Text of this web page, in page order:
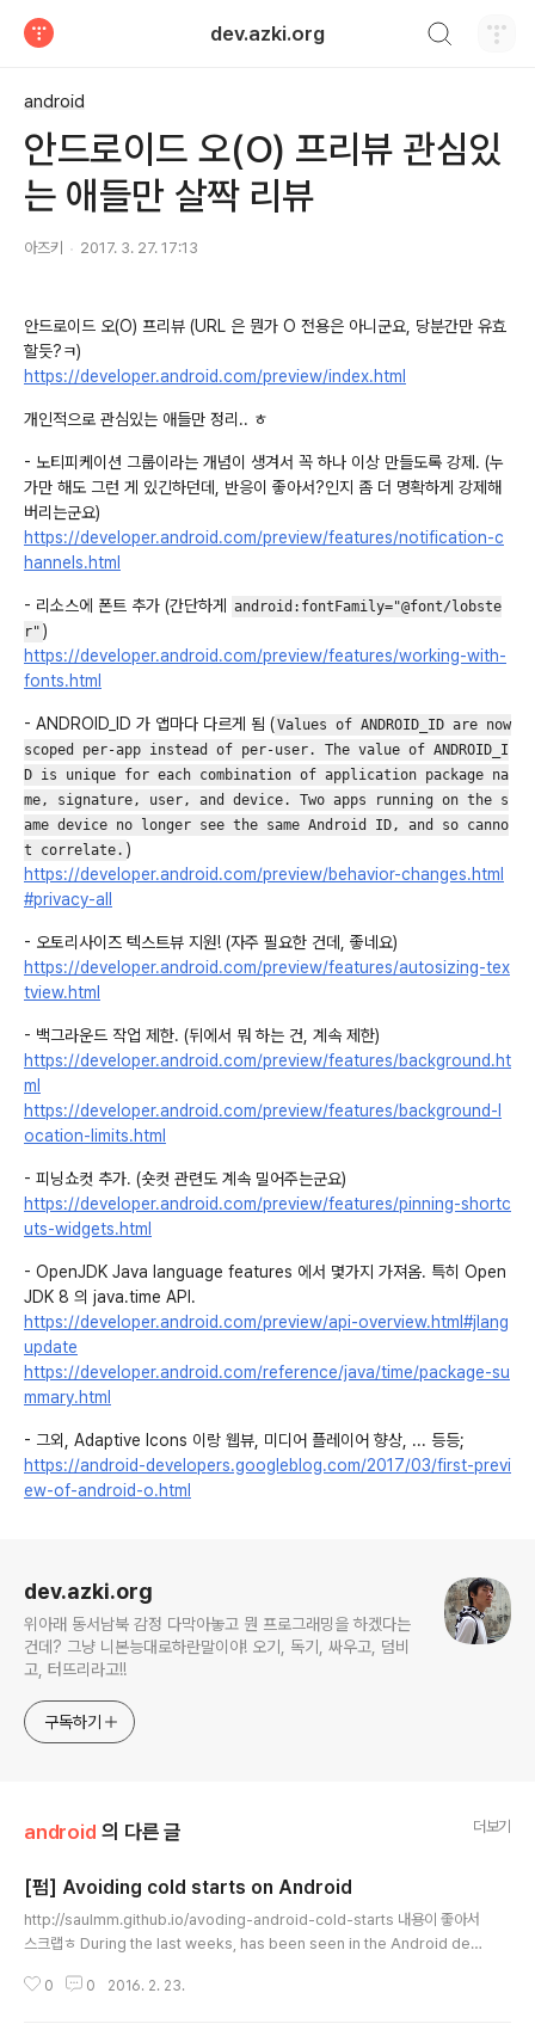
dev.azki.org
android
안드로이드 오(O) 프리뷰 관심있
는 애들만 살짝 리뷰
아즈키 2017. 3. 27. 17:13
안드로이드 오(O) 프리뷰 (URL 은 뭔가 O 전용은 아니군요, 당분간만 유효
할듯?ㅋ)
https://developer.android.com/preview/index.html
개인적으로 관심있는 애들만 정리.. ㅎ
- 노티피케이션 그룹이라는 개념이 생겨서 꼭 하나 이상 만들도록 강제. (누
가만 해도 그런 게 있긴하던데, 반응이 좋아서?인지 좀 더 명확하게 강제해
버리는군요)
https://developer.android.com/preview/features/notification-c
hannels.html
- 리소스에 폰트 추가 (간단하게 android:fontFamily="@font/lobste
r" )
https://developer.android.com/preview/features/working-with-
fonts.html
- ANDROID_ID 가 앱마다 다르게 됨 (Values of ANDROID_ID are now
scoped per-app instead of per-user. The value of ANDROID_I
D is unique for each combination of application package na
me, signature, user, and device. Two apps running on the s
ame device no longer see the same Android ID, and so canno
t correlate. )
https://developer.android.com/preview/behavior-changes.html
#privacy-all
- 오토리사이즈 텍스트뷰 지원! (자주 필요한 건데, 좋네요)
https://developer.android.com/preview/features/autosizing-tex
tview.html
- 백그라운드 작업 제한. (뒤에서 뭐 하는 건, 계속 제한)
https://developer.android.com/preview/features/background.ht
ml
https://developer.android.com/preview/features/background-l
ocation-limits.html
- 피닝쇼컷 추가. (숏컷 관련도 계속 밀어주는군요)
https://developer.android.com/preview/features/pinning-shortc
uts-widgets.html
- OpenJDK Java language features 에서 몇가지 가져옴. 특히 Open
JDK 8 의 java.time API.
https://developer.android.com/preview/api-overview.html#jlang
update
https://developer.android.com/reference/java/time/package-su
mmary.html
- 그외, Adaptive Icons 이랑 웹뷰, 미디어 플레이어 향상, ... 등등;
https://android-developers.googleblog.com/2017/03/first-previ
ew-of-android-o.html
dev.azki.org
위아래 동서남북 감정 다막아놓고 뭔 프로그래밍을 하겠다는
건데? 그냥 니본능대로하란말이야! 오기, 독기, 싸우고, 덤비
고, 터뜨리라고!!
구독하기
android 의 다른 글 더보기
[펌] Avoiding cold starts on Android
http://saulmm.github.io/avoding-android-cold-starts 내용이 좋아서
스크랩ㅎ During the last weeks, has been seen in the Android dev
lash screens or launch screens on Android. In this post, I'd like to
0 0 2016. 2. 23.